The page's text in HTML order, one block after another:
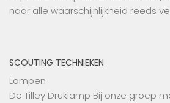
naar alle waarschijnlijkheid reeds
SCOUTING TECHNIEKEN
Lampen
De Tilley Druklamp Bij onze groep